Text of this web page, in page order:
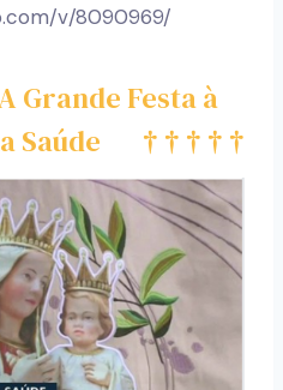
v/8090969/
Grande Festa à
Saúde